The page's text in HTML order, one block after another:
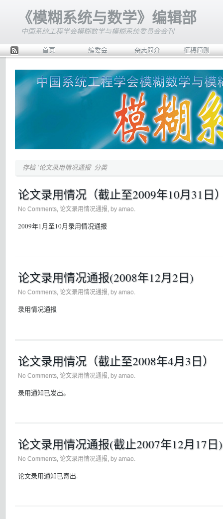
《模糊系统与数学》编辑部
中国系统工程学会模糊数学与模糊系统委员会会刊
首页 编委会 杂志简介 征稿简则
存档 ‘论文录用情况通报’ 分类
论文录用情况（截止至2009年10月31日
No Comments, 论文录用情况通报, by amao.
2009年1月至10月录用情况通报
论文录用情况通报(2008年12月2日)
No Comments, 论文录用情况通报, by amao.
录用情况通报
论文录用情况（截止至2008年4月3日）
No Comments 论文录用情况通报 , by amao.
录用通知已发出。
论文录用情况通报(截止2007年12月17日)
No Comments 论文录用情况通报 , by amao.
论文录用通知已寄出.